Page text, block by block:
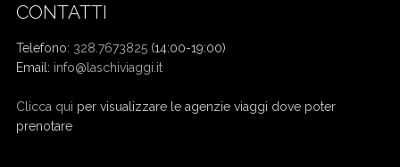
CONTATTI
Telefono: 328.7673825 (14:00-19:00)
Email: info@laschiviaggi.it
Clicca qui per visualizzare le agenzie viaggi dove poter
prenotare